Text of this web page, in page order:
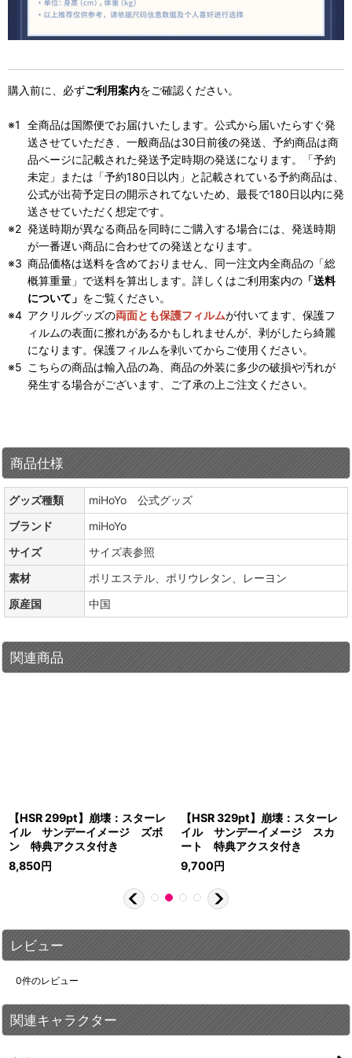
購入前に、必ずご利用案内をご確認ください。
全商品は国際便でお届けいたします。公式から届いたらすぐ発
送させていただき、一般商品は30日前後の発送、予約商品は商
品ページに記載された発送予定時期の発送になります。「予約
未定」または「予約180日以内」と記載されている予約商品は、
公式が出荷予定日の開示されてないため、最長で180日以内に発
送させていただく想定です。
発送時期が異なる商品を同時にご購入する場合には、発送時期
が一番遅い商品に合わせての発送となります。
商品価格は送料を含めておりません、同一注文内全商品の「総
概算重量」で送料を算出します。詳しくはご利用案内の 「送料
について」 をご覧ください。
アクリルグッズの両面とも保護フィルムが付いてます、保護フ
ィルムの表面に擦れがあるかもしれませんが、剥がしたら綺麗
になります。保護フィルムを剥いてからご使用ください。
こちらの商品は輸入品の為、商品の外装に多少の破損や汚れが
発生する場合がございます、ご了承の上ご注文ください。
商品仕様
グッズ種類
miHoYo 公式グッズ
ブランド
miHoYo
サイズ
サイズ表参照
素材
ポリエステル、ポリウレタン、レーヨン
原産国
中国
関連商品
【HSR 299pt】崩壊：スターレ
イル サンデーイメージ ズボ
ン 特典アクスタ付き
8,850円
【HSR 329pt】崩壊：スターレ
イル サンデーイメージ スカ
ート 特典アクスタ付き
9,700円
レビュー
0件のレビュー
関連キャラクター